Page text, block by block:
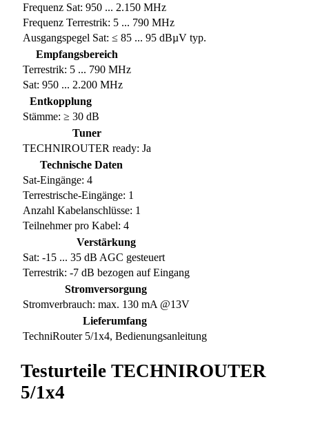
Frequenz Sat: 950 ... 2.150 MHz
Frequenz Terrestrik: 5 ... 790 MHz
Ausgangspegel Sat: ≤ 85 ... 95 dBµV typ.
Empfangsbereich
Terrestrik: 5 ... 790 MHz
Sat: 950 ... 2.200 MHz
Entkopplung
Stämme: ≥ 30 dB
Tuner
TECHNIROUTER ready: Ja
Technische Daten
Sat-Eingänge: 4
Terrestrische-Eingänge: 1
Anzahl Kabelanschlüsse: 1
Teilnehmer pro Kabel: 4
Verstärkung
Sat: -15 ... 35 dB AGC gesteuert
Terrestrik: -7 dB bezogen auf Eingang
Stromversorgung
Stromverbrauch: max. 130 mA @13V
Lieferumfang
TechniRouter 5/1x4, Bedienungsanleitung
Testurteile TECHNIROUTER
5/1x4